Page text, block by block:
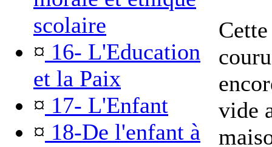
scolaire
¤ 16- L'Education
et la Paix
¤ 17- L'Enfant
¤ 18-De l'enfant à
vide